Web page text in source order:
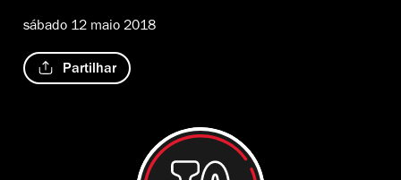
sábado 12 maio 2018
Partilhar